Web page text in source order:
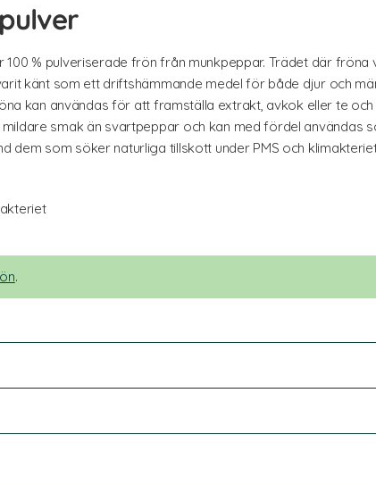
100 % pulveriserade frön från munkpeppar. Trädet där
känt som ett driftshämmande medel för både djur och
kan användas för att framställa extrakt, avkok eller te
mildare smak än svartpeppar och kan med fördel användas
dem som söker naturliga tillskott under PMS och
.